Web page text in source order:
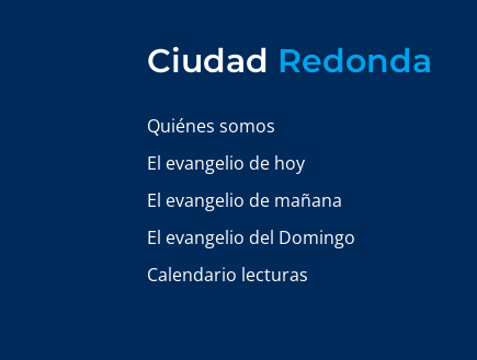
Ciudad Redonda
Quiénes somos
El evangelio de hoy
El evangelio de mañana
El evangelio del Domingo
Calendario lecturas